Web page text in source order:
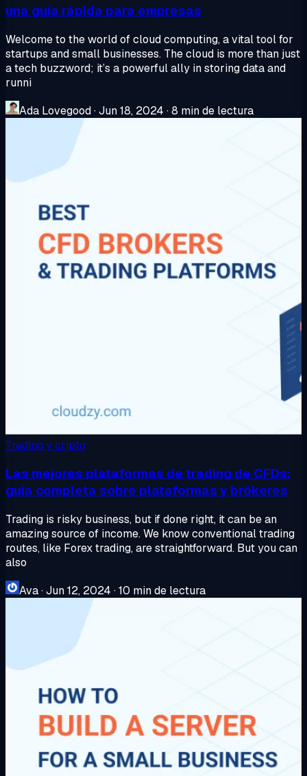
una guía rápida para empresas
Welcome to the world of cloud computing, a vital tool for
startups and small businesses. The cloud is more than just
a tech buzzword; it’s a powerful ally in storing data and
runni
Ada Lovegood·Jun 18, 2024 ·8 min de lectura
Trading y cripto
Las mejores plataformas de trading de CFDs:
guía completa sobre plataformas y brókeres
Trading is risky business, but if done right, it can be an
amazing source of income. We know conventional trading
routes, like Forex trading, are straightforward. But you can
also
Ava·Jun 12, 2024 ·10 min de lectura